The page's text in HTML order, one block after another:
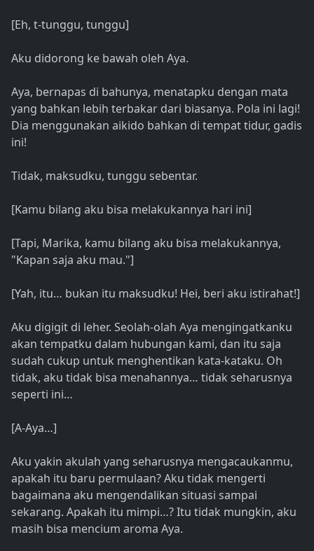
[Eh, t-tunggu, tunggu]
Aku didorong ke bawah oleh Aya.
Aya, bernapas di bahunya, menatapku dengan mata
yang bahkan lebih terbakar dari biasanya. Pola ini lagi!
Dia menggunakan aikido bahkan di tempat tidur, gadis
ini!
Tidak, maksudku, tunggu sebentar.
[Kamu bilang aku bisa melakukannya hari ini]
[Tapi, Marika, kamu bilang aku bisa melakukannya,
"Kapan saja aku mau."]
[Yah, itu… bukan itu maksudku! Hei, beri aku istirahat!]
Aku digigit di leher. Seolah-olah Aya mengingatkanku
akan tempatku dalam hubungan kami, dan itu saja
sudah cukup untuk menghentikan kata-kataku. Oh
tidak, aku tidak bisa menahannya… tidak seharusnya
seperti ini…
[A-Aya…]
Aku yakin akulah yang seharusnya mengacaukanmu,
apakah itu baru permulaan? Aku tidak mengerti
bagaimana aku mengendalikan situasi sampai
sekarang. Apakah itu mimpi…? Itu tidak mungkin, aku
masih bisa mencium aroma Aya.